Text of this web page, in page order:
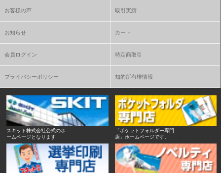
お客様の声 取引実績
お知らせ カート
会員ログイン 特定商取引
プライバシーポリシー 知的所有権情報
スキット株式会社公式のホ
ームページとなります
「ポケットフォルダー専門
店」ホームページです。